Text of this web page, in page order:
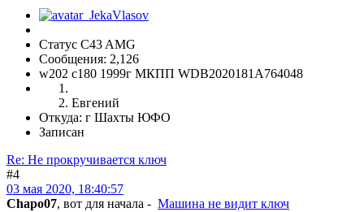
Статус C43 AMG
Сообщения: 2,126
w202 c180 1999г МКПП WDB2020181A764048
Евгений
Откуда: г Шахты ЮФО
Записан
Re: Не прокручивается ключ
#4
03 мая 2020, 18:40:57
Chapo07, вот для начала - Машина не видит ключ